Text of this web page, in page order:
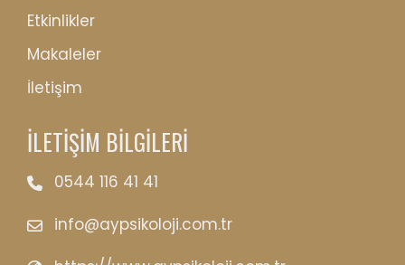
Etkinlikler
Makaleler
İletişim
İLETİŞİM BİLGİLERİ
0544 116 41 41
info@aypsikoloji.com.tr